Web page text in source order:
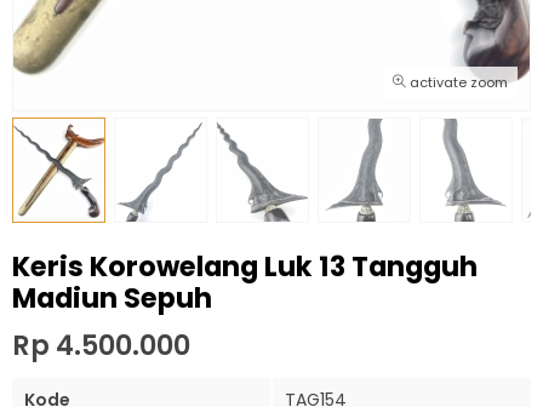
activate zoom
Keris Korowelang Luk 13 Tangguh
Madiun Sepuh
Rp 4.500.000
Kode
TAG154